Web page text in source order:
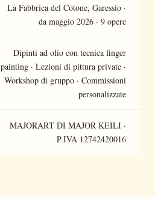
La Fabbrica del Cotone, Garessio ·
da maggio 2026 · 9 opere
Dipinti ad olio con tecnica finger
painting · Lezioni di pittura private ·
Workshop di gruppo · Commissioni
personalizzate
MAJORART DI MAJOR KEILI ·
P.IVA 12742420016